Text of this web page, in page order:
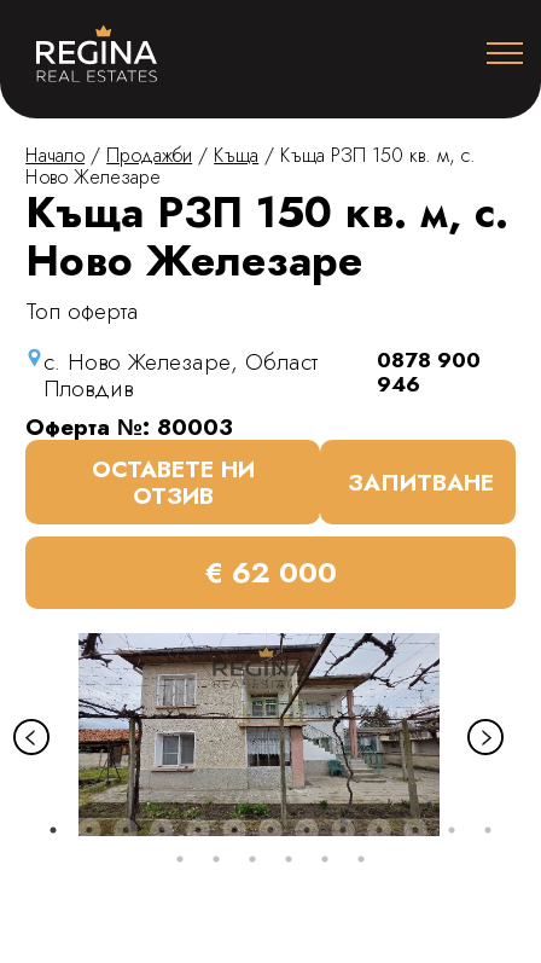
Начало / Продажби / Къща / Къща РЗП 150 кв. м, с.
Ново Железаре
Къща РЗП 150 кв. м, с.
Ново Железаре
Топ оферта
с. Ново Железаре, Област
Пловдив
0878 900
946
Оферта №: 80003
ОСТАВЕТЕ НИ
ОТЗИВ ЗАПИТВАНЕ
€ 62 000